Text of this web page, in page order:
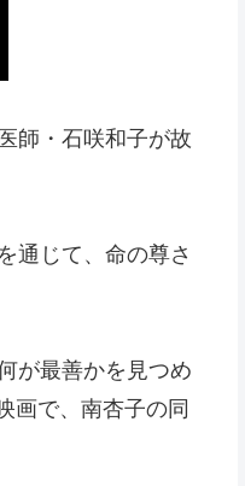
師・石咲和子が故
通じて、命の尊さ
が最善かを見つめ
画で、南杏子の同